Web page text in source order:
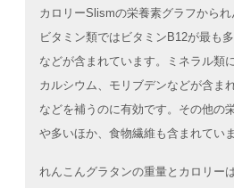
カロリーSlismの栄養素グラフから
ビタミン類ではビタミンB12が最も
などが含まれています。ミネラル類
カルシウム、モリブデンなどが含ま
などを補うのに有効です。その他の
や多いほか、食物繊維も含まれていま
れんこんグラタンの重量とカロリー